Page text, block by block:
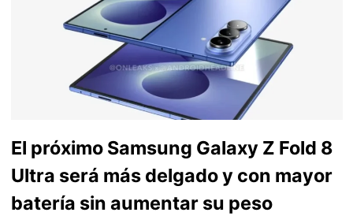
El próximo Samsung Galaxy Z Fold 8
Ultra será más delgado y con mayor
batería sin aumentar su peso